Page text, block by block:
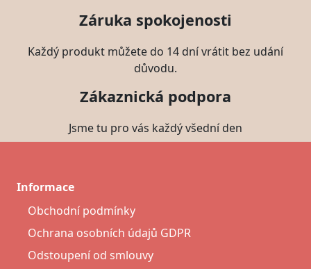
Záruka spokojenosti
Každý produkt můžete do 14 dní vrátit bez udání
důvodu.
Zákaznická podpora
Jsme tu pro vás každý všední den
Informace
Obchodní podmínky
Ochrana osobních údajů GDPR
Odstoupení od smlouvy